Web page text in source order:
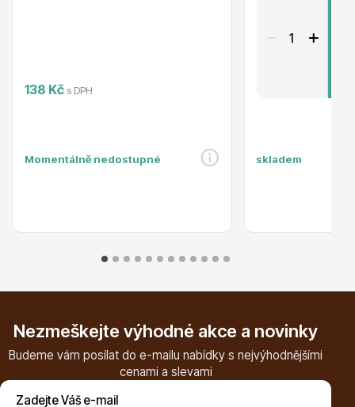
Okrasné keře
Plazivé rostliny
138 Kč s DPH
Momentálně nedostupné skladem
Nezmeškejte výhodné akce a novinky
Budeme vám posílat do e-mailu nabídky s nejvýhodnějšími
cenami a slevami